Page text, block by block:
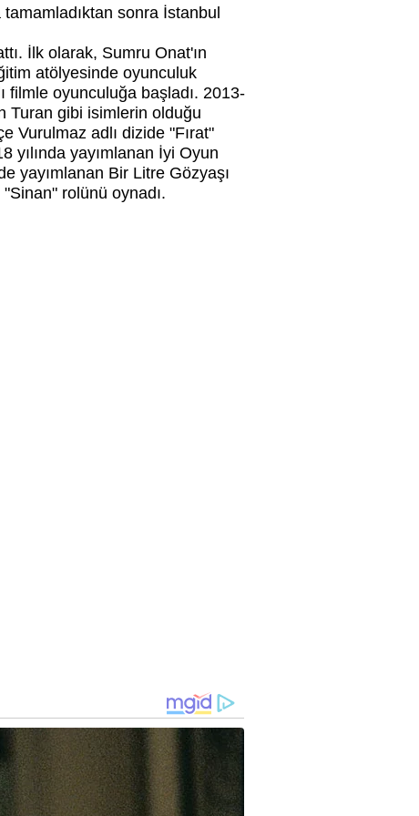
sonra İstanbul
İlk olarak, Sumru Onat'ın
atölyesinde oyunculuk
filmle oyunculuğa başladı. 2013-
Turan gibi isimlerin olduğu
Vurulmaz adlı dizide "Fırat"
yılında yayımlanan İyi Oyun
yayımlanan Bir Litre Gözyaşı
rolünü oynadı.